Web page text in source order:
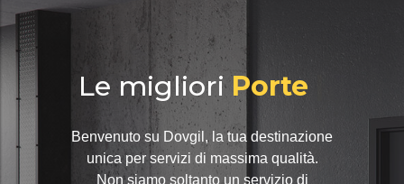
Le miglioriPorte
Benvenuto su Dovgil, la tua destinazione
unica per servizi di massima qualità.
Non siamo soltanto un servizio di